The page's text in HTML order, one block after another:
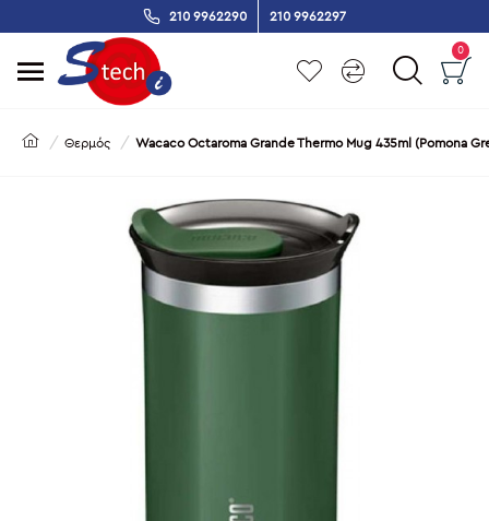
210 9962290 210 9962297
0
Θερμός Wacaco Octaroma Grande Thermo Mug 435ml (Pomona